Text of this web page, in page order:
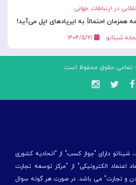
در ارتباطات جهانی
همزمان احتمالاً به ایرپادهای اپل می‌آید!
شیناتو ۱۴۰۴/۵/۲۱
- تمامی حقوق محفوظ است.
شیناتو دارای "جواز کسب" از "اتحادیه کشوری
اعتماد الکترونیکی" از "مركز توسعه تجارت
و تجارت" می باشد. در صورت هر گونه سوال